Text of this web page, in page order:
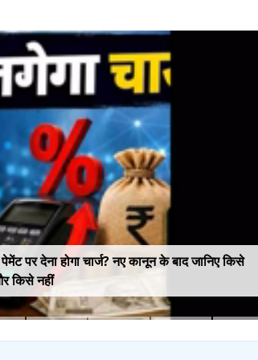
पर देना होगा चार्ज? नए कानून के बाद जानिए किसे
किसे नहीं